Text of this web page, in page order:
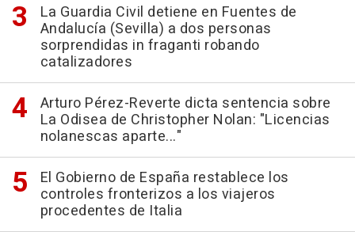
La Guardia Civil detiene en Fuentes de
Andalucía (Sevilla) a dos personas
sorprendidas in fraganti robando
catalizadores
Arturo Pérez-Reverte dicta sentencia sobre
La Odisea de Christopher Nolan: "Licencias
nolanescas aparte..."
El Gobierno de España restablece los
controles fronterizos a los viajeros
procedentes de Italia